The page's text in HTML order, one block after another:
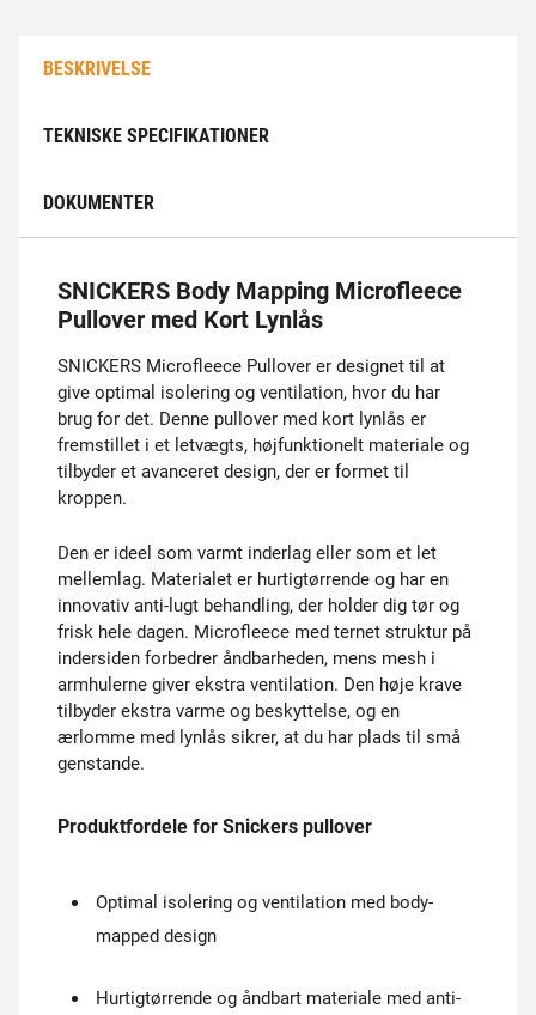
BESKRIVELSE
TEKNISKE SPECIFIKATIONER
DOKUMENTER
SNICKERS Body Mapping Microfleece
Pullover med Kort Lynlås
SNICKERS Microfleece Pullover er designet til at
give optimal isolering og ventilation, hvor du har
brug for det. Denne pullover med kort lynlås er
fremstillet i et letvægts, højfunktionelt materiale og
tilbyder et avanceret design, der er formet til
kroppen.
Den er ideel som varmt inderlag eller som et let
mellemlag. Materialet er hurtigtørrende og har en
innovativ anti-lugt behandling, der holder dig tør og
frisk hele dagen. Microfleece med ternet struktur på
indersiden forbedrer åndbarheden, mens mesh i
armhulerne giver ekstra ventilation. Den høje krave
tilbyder ekstra varme og beskyttelse, og en
ærlomme med lynlås sikrer, at du har plads til små
genstande.
Produktfordele for Snickers pullover
Optimal isolering og ventilation med body-
mapped design
Hurtigtørrende og åndbart materiale med anti-